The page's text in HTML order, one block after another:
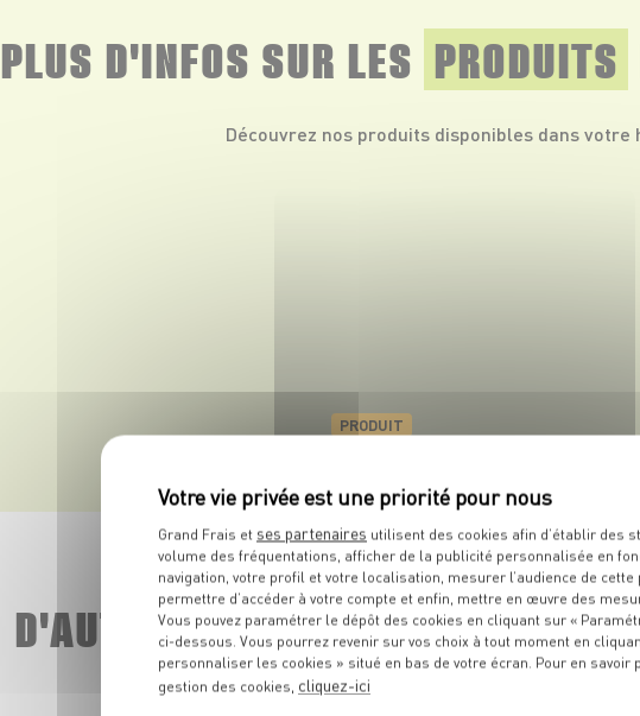
PLUS D'INFOS SUR LES PRODUITS
Découvrez nos produits disponibles dans votre
PRODUIT
VOIR LE PRODUIT
D'AUTRESRECETTESQUEVOUS
Découvrez toutes les recettes associées au même
Grand Frais et ses partenaires utilisent des cookies afin d’établir des
volume des fréquentations, afficher de la publicité personnalisée en
navigation, votre profil et votre localisation, mesurer l’audience de cette
permettre d’accéder à votre compte et enfin, mettre en œuvre des
Vous pouvez paramétrer le dépôt des cookies en cliquant sur «
ci-dessous. Vous pourrez revenir sur vos choix à tout moment en
personnaliser les cookies » situé en bas de votre écran. Pour en savoir
gestion des cookies, cliquez-ici